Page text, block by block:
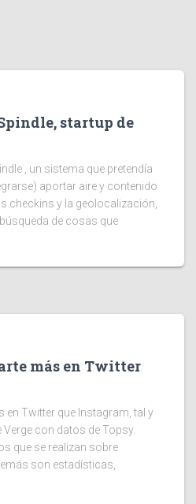
startup de
, un sistema que pretendía
aportar aire y contenido
checkins y la geolocalización,
de cosas que
más en Twitter
en Twitter que Instagram, tal y
con datos de Topsy.
que se realizan sobre
son estadísticas,